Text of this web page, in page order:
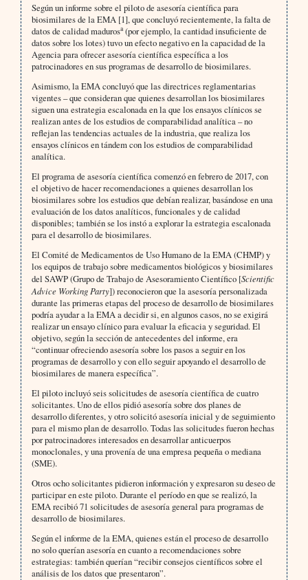
Según un informe sobre el piloto de asesoría científica para
biosimilares de la EMA [1], que concluyó recientemente, la falta de
datos de calidad madurosa(por ejemplo, la cantidad insuficiente de
datos sobre los lotes) tuvo un efecto negativo en la capacidad de la
Agencia para ofrecer asesoría científica específica a los
patrocinadores en sus programas de desarrollo de biosimilares.
Asimismo, la EMA concluyó que las directrices reglamentarias
vigentes – que consideran que quienes desarrollan los biosimilares
siguen una estrategia escalonada en la que los ensayos clínicos se
realizan antes de los estudios de comparabilidad analítica – no
reflejan las tendencias actuales de la industria, que realiza los
ensayos clínicos en tándem con los estudios de comparabilidad
analítica.
El programa de asesoría científica comenzó en febrero de 2017, con
el objetivo de hacer recomendaciones a quienes desarrollan los
biosimilares sobre los estudios que debían realizar, basándose en una
evaluación de los datos analíticos, funcionales y de calidad
disponibles; también se los instó a explorar la estrategia escalonada
para el desarrollo de biosimilares.
El Comité de Medicamentos de Uso Humano de la EMA (CHMP) y
los equipos de trabajo sobre medicamentos biológicos y biosimilares
del SAWP (Grupo de Trabajo de Asesoramiento Científico [Scientific
Advice Working Party]) reconocieron que la asesoría personalizada
durante las primeras etapas del proceso de desarrollo de biosimilares
podría ayudar a la EMA a decidir si, en algunos casos, no se exigirá
realizar un ensayo clínico para evaluar la eficacia y seguridad. El
objetivo, según la sección de antecedentes del informe, era
“continuar ofreciendo asesoría sobre los pasos a seguir en los
programas de desarrollo y con ello seguir apoyando el desarrollo de
biosimilares de manera específica”.
El piloto incluyó seis solicitudes de asesoría científica de cuatro
solicitantes. Uno de ellos pidió asesoría sobre dos planes de
desarrollo diferentes, y otro solicitó asesoría inicial y de seguimiento
para el mismo plan de desarrollo. Todas las solicitudes fueron hechas
por patrocinadores interesados en desarrollar anticuerpos
monoclonales, y una provenía de una empresa pequeña o mediana
(SME).
Otros ocho solicitantes pidieron información y expresaron su deseo de
participar en este piloto. Durante el período en que se realizó, la
EMA recibió 71 solicitudes de asesoría general para programas de
desarrollo de biosimilares.
Según el informe de la EMA, quienes están el proceso de desarrollo
no solo querían asesoría en cuanto a recomendaciones sobre
estrategias: también querían “recibir consejos científicos sobre el
análisis de los datos que presentaron”.